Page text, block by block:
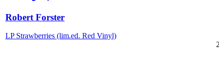
Robert Forster
LP Strawberries (lim.ed. Red Vinyl)